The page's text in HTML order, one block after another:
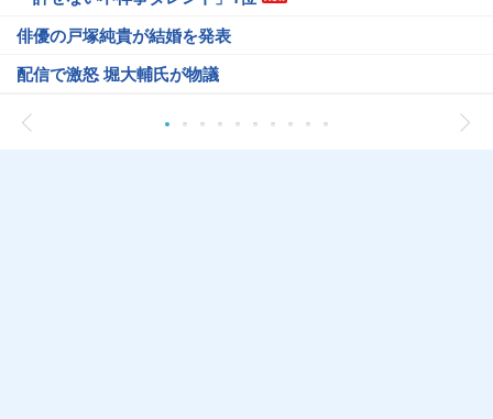
俳優の戸塚純貴が結婚を発表
配信で激怒 堀大輔氏が物議